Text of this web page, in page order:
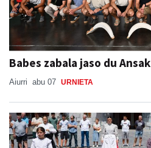
Babes zabala jaso du Ansak
Aiurri abu 07 URNIETA